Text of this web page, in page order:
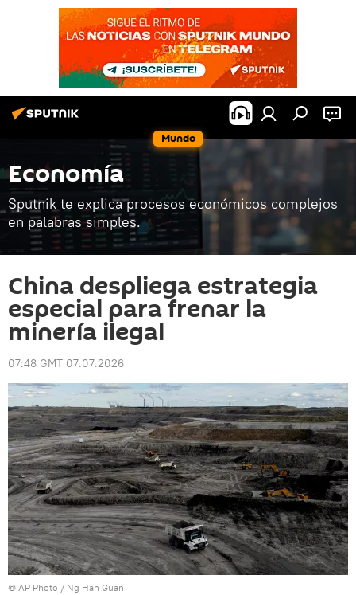
Mundo
Economía
Sputnik te explica procesos económicos complejos
en palabras simples.
China despliega estrategia
especial para frenar la
minería ilegal
07:48 GMT 07.07.2026
© AP Photo / Ng Han Guan